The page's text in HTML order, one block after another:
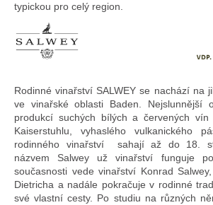
typickou pro celý region.
Rodinné vinařství SALWEY se nachází na
ve vinařské oblasti Baden. Nejslunnější
produkcí suchých bílých a červených
Kaiserstuhlu, vyhaslého vulkanického
rodinného vinařství
sahají až do 18.
názvem Salwey už vinařství funguje
současnosti vede vinařství Konrad
Dietricha a nadále pokračuje v rodinné
své vlastní cesty. Po studiu na různých